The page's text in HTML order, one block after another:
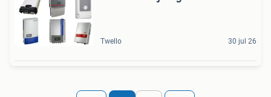
Twello 30 jul 26